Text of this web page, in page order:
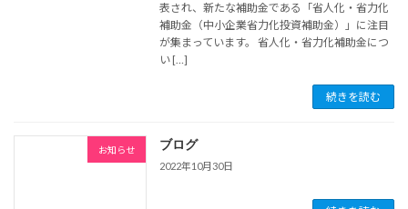
表され、新たな補助金である「省人化・省力化
補助金（中小企業省力化投資補助金）」に注目
が集まっています。 省人化・省力化補助金につ
い […]
続きを読む
お知らせ ブログ
2022年10月30日